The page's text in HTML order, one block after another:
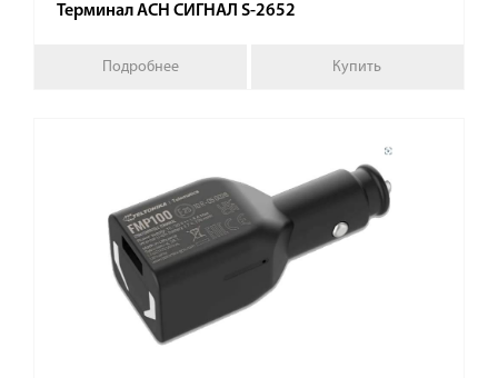
Терминал АСН СИГНАЛ S-2652
Подробнее Купить